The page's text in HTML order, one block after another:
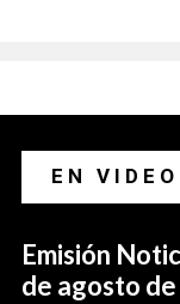
EN VIDEO
Emisión
de agosto